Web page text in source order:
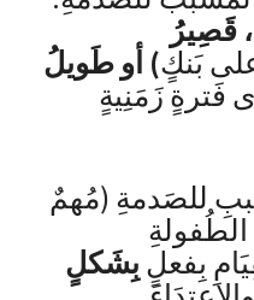
قَصِيرُ
بَنكٍ) أو طَويلُ
فَترةٍ زَمَنِيةٍ
للصَدمةِ (مُهمٌ
بِفعلٍ بِشَكلٍ